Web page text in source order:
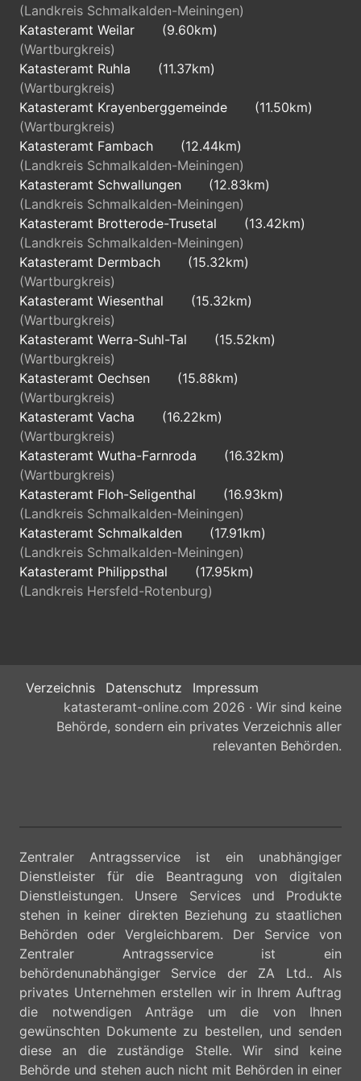
(Landkreis Schmalkalden-Meiningen)
Katasteramt Weilar
(9.60km)
(Wartburgkreis)
Katasteramt Ruhla
(11.37km)
(Wartburgkreis)
Katasteramt Krayenberggemeinde
(11.50km)
(Wartburgkreis)
Katasteramt Fambach
(12.44km)
(Landkreis Schmalkalden-Meiningen)
Katasteramt Schwallungen
(12.83km)
(Landkreis Schmalkalden-Meiningen)
Katasteramt Brotterode-Trusetal
(13.42km)
(Landkreis Schmalkalden-Meiningen)
Katasteramt Dermbach
(15.32km)
(Wartburgkreis)
Katasteramt Wiesenthal
(15.32km)
(Wartburgkreis)
Katasteramt Werra-Suhl-Tal
(15.52km)
(Wartburgkreis)
Katasteramt Oechsen
(15.88km)
(Wartburgkreis)
Katasteramt Vacha
(16.22km)
(Wartburgkreis)
Katasteramt Wutha-Farnroda
(16.32km)
(Wartburgkreis)
Katasteramt Floh-Seligenthal
(16.93km)
(Landkreis Schmalkalden-Meiningen)
Katasteramt Schmalkalden
(17.91km)
(Landkreis Schmalkalden-Meiningen)
Katasteramt Philippsthal
(17.95km)
(Landkreis Hersfeld-Rotenburg)
Verzeichnis Datenschutz
Impressum
katasteramt-online.com 2026 · Wir sind keine
Behörde, sondern ein privates Verzeichnis aller
relevanten Behörden.
Zentraler Antragsservice ist ein unabhängiger
Dienstleister für die Beantragung von digitalen
Dienstleistungen. Unsere Services und Produkte
stehen in keiner direkten Beziehung zu staatlichen
Behörden oder Vergleichbarem. Der Service von
Zentraler Antragsservice ist ein
behördenunabhängiger Service der ZA Ltd.. Als
privates Unternehmen erstellen wir in Ihrem Auftrag
die notwendigen Anträge um die von Ihnen
gewünschten Dokumente zu bestellen, und senden
diese an die zuständige Stelle. Wir sind keine
Behörde und stehen auch nicht mit Behörden in einer